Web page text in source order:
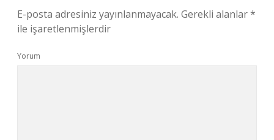
E-posta adresiniz yayınlanmayacak. Gerekli alanlar*
ile işaretlenmişlerdir
Yorum